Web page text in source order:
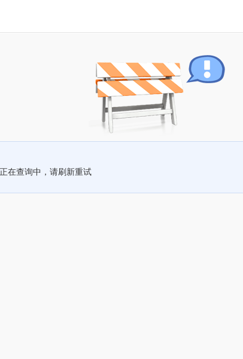
正在查询中，请刷新重试